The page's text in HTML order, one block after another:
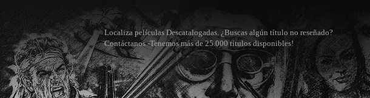
Localiza películas Descatalogadas. ¿Buscas algún título no reseñado?
Contáctanos -Tenemos más de 25.000 títulos disponibles!